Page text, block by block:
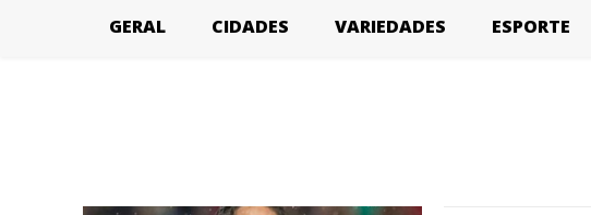
GERAL CIDADES VARIEDADES ESPORTE